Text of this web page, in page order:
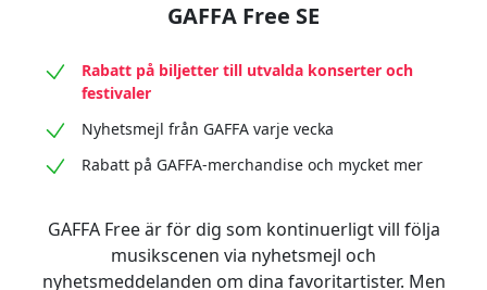
GAFFA Free SE
Rabatt på biljetter till utvalda konserter och
festivaler
Nyhetsmejl från GAFFA varje vecka
Rabatt på GAFFA-merchandise och mycket mer
GAFFA Free är för dig som kontinuerligt vill följa
musikscenen via nyhetsmejl och
nyhetsmeddelanden om dina favoritartister. Men